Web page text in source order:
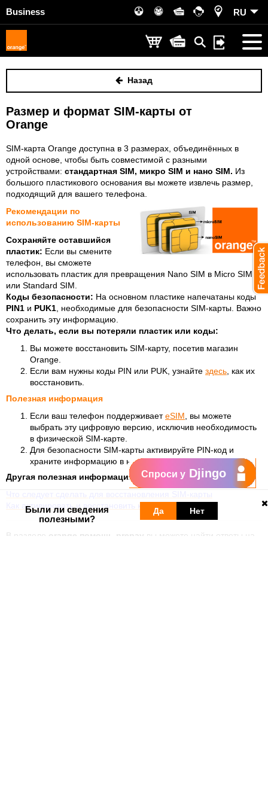
Business RU
Назад
Размер и формат SIM-карты от
Orange
SIM-карта Orange доступна в 3 размерах, объединённых в
одной основе, чтобы быть совместимой с разными
устройствами: стандартная SIM, микро SIM и нано SIM. Из
большого пластикового основания вы можете извлечь размер,
подходящий для вашего телефона.
Рекомендации по
использованию SIM-карты
Сохраняйте оставшийся
пластик: Если вы смените
телефон, вы сможете
использовать пластик для превращения Nano SIM в Micro SIM
или Standard SIM.
Коды безопасности: На основном пластике напечатаны коды
PIN1 и PUK1 , необходимые для безопасности SIM-карты. Важно
сохранить эту информацию.
Что делать, если вы потеряли пластик или коды:
Вы можете восстановить SIM-карту, посетив магазин
Orange.
Если вам нужны коды PIN или PUK, узнайте здесь , как их
восстановить.
Полезная информация
Если ваш телефон поддерживаетeSIM , вы можете
выбрать эту цифровую версию, исключив необходимость
в физической SIM-карте.
Для безопасности SIM-карты активируйте PIN-код и
храните информацию в надёжном месте.
Другая полезная информация:
Как активировать и восстановить карту eSIM
В разделе orange помощь prepay вы можете найти ответы на
Были ли сведения
полезными?
Да Нет
Спроси у Djingo